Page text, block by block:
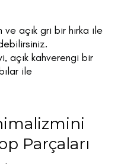
açık gri bir hırka ile
açık kahverengi bir
ile
Parçaları